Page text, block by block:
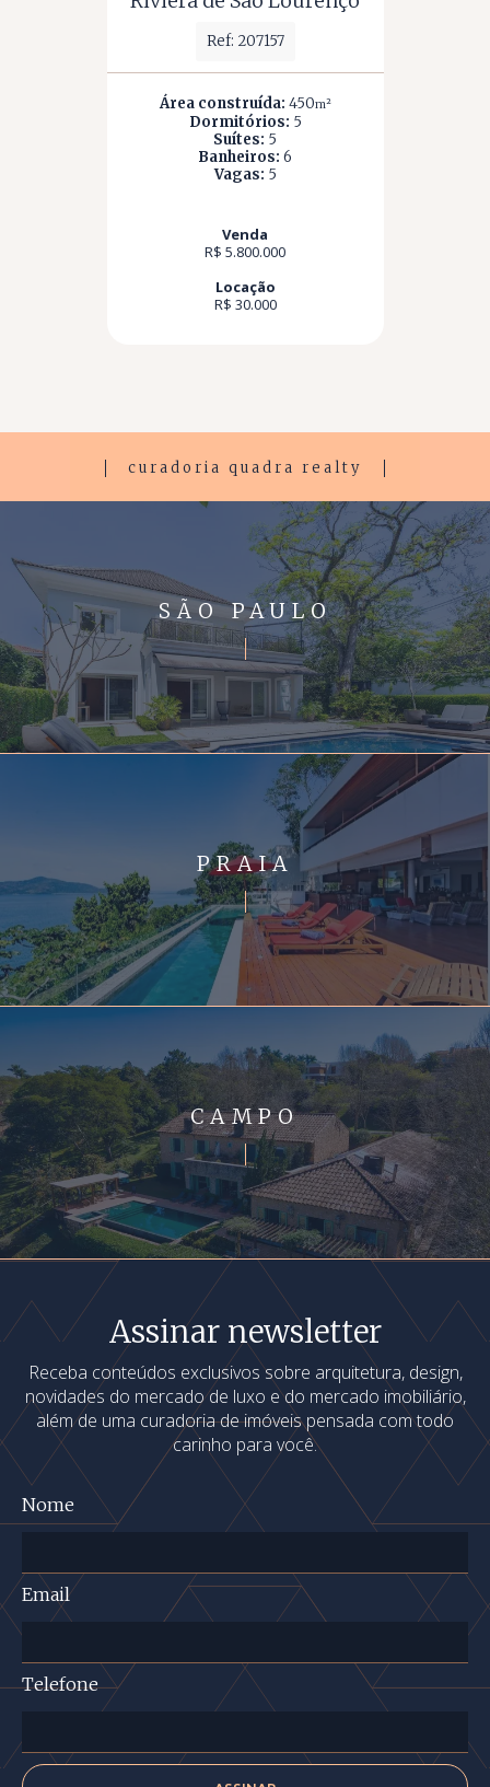
Ref: 207157
Área construída: 450m²
Dormitórios: 5
Suítes: 5
Banheiros: 6
Vagas: 5
Venda
R$ 5.800.000
Locação
R$ 30.000
curadoria quadra realty
SÃO PAULO
PRAIA
CAMPO
Assinar newsletter
Receba conteúdos exclusivos sobre arquitetura, design,
novidades do mercado de luxo e do mercado imobiliário,
além de uma curadoria de imóveis pensada com todo
carinho para você.
Nome
Email
Telefone